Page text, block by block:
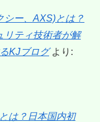
シー、AXS)とは？
リティ技術者が解
KJブログ より:
は？日本国内初